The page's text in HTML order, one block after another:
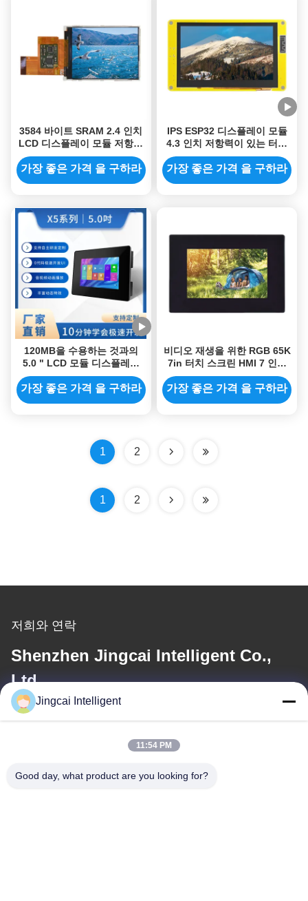
3584 바이트 SRAM 2.4 인치
LCD 디스플레이 모듈 저항력
이 있는 터치 COF HMI LCD
TFT 모듈
가장 좋은 가격 을 구하라
IPS ESP32 디스플레이 모듈
4.3 인치 저항력이 있는 터치
800x480 Tft 디스플레이 모듈
가장 좋은 가격 을 구하라
120MB을 수용하는 것과의
5.0 " LCD 모듈 디스플레이
HMI 5in LCD 디스플레이 저
항 터치
가장 좋은 가격 을 구하라
비디오 재생을 위한 RGB 65K
7in 터치 스크린 HMI 7 인치
Ips 디스플레이 모듈 800x480
가장 좋은 가격 을 구하라
1 2
1 2
저희와 연락
Shenzhen Jingcai Intelligent Co.,
Ltd.
이메일
david@guition.com
Jingcai Intelligent
11:54 PM
Good day, what product are you looking for?